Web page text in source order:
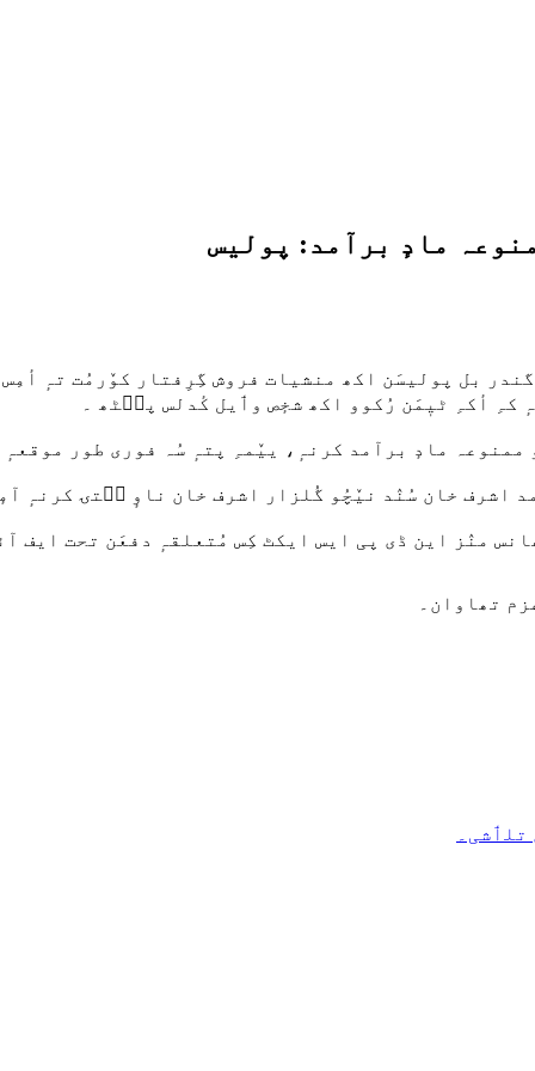
مادٕ برآمد: پولیس
بل پولیسَن اکھ منشیات فروش گِرِفتار کوٚرمُت تہٕ
کہِ أکہِ ٹیٖمَن رُکوو اکھ شخٕص وٲیل کٔدلس پٮ۪ٹھ ۔
مادٕ برآمد کرنہٕ، ییٚمہِ پتہٕ سُہ فوری طور
اشرف خان سُنٛد نیٚچُو گُلزار اشرف خان ناوٕ سۭتۍ کرنہٕ
تھاوان۔